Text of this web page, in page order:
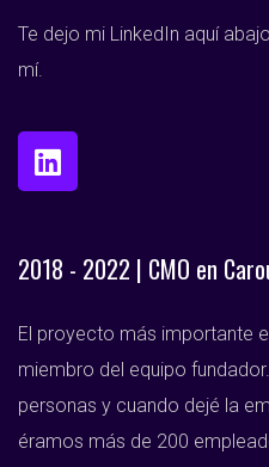
Te dejo mi LinkedIn aquí
mí.
2018 - 2022 | CMO en
El proyecto más importante
miembro del equipo
personas y cuando dejé la
éramos más de 200